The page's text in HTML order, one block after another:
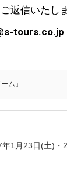
返信いたし
tours.co.jp
ム」
年1月23日(土)・